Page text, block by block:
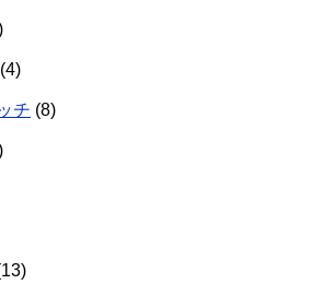
(4)
チ (8)